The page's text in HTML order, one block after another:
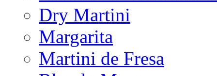
Dry Martini
Margarita
Martini de Fresa